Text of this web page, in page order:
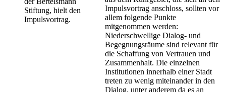
Stiftung, hielt den
Impulsvortrag.
Impulsvortrag anschloss, sollten vor
allem folgende Punkte
mitgenommen werden:
Niederschwellige Dialog- und
Begegnungsräume sind relevant für
die Schaffung von Vertrauen und
Zusammenhalt. Die einzelnen
Institutionen innerhalb einer Stadt
treten zu wenig miteinander in den
Dialog, unter anderem da es an